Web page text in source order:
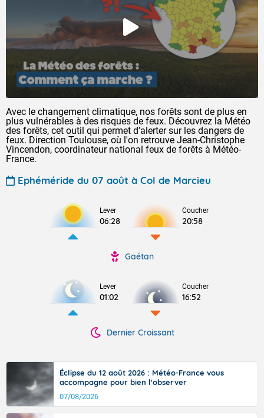
Avec le changement climatique, nos forêts sont de plus en
plus vulnérables à des risques de feux. Découvrez la Météo
des forêts, cet outil qui permet d'alerter sur les dangers de
feux. Direction Toulouse, où l'on retrouve Jean-Christophe
Vincendon, coordinateur national feux de forêts à Météo-
France.
Ephéméride du 07 août à Col de Marcieu
Lever
06:28
Coucher
20:58
Gaétan
Lever
01:02
Coucher
16:52
Dernier Croissant
Éclipse du 12 août 2026 : Météo-France vous
accompagne pour bien l'observer
07/08/2026